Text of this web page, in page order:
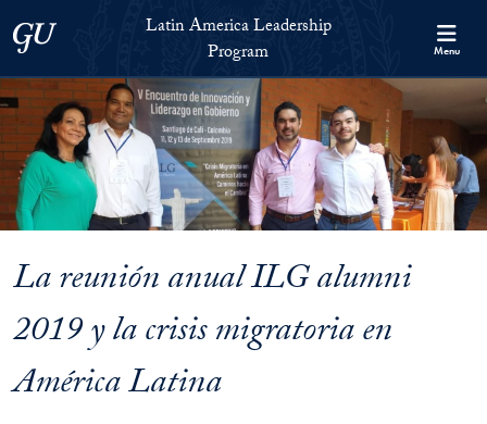
Skip to Latin America Leadership Program Full Site Menu
Georgetown UniversityLatin America Leadership
Program
Menu
La reunión anual ILG alumni
2019 y la crisis migratoria en
América Latina